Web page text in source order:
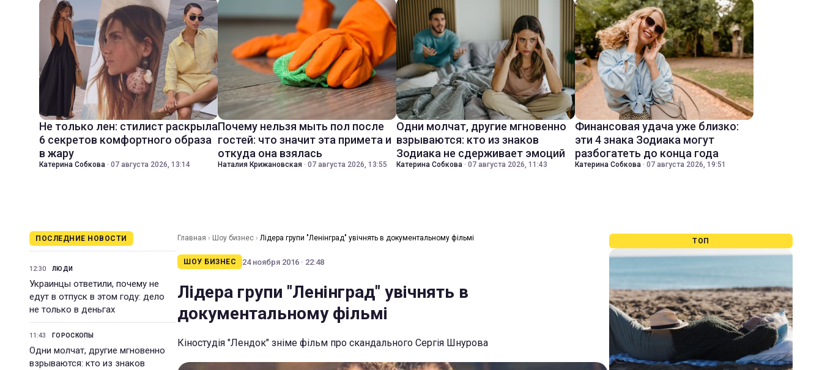
Не только лен: стилист раскрыла
6 секретов комфортного образа
в жару
Катерина Собкова · 07 августа 2026, 13:14
Почему нельзя мыть пол после
гостей: что значит эта примета и
откуда она взялась
Наталия Крижановская · 07 августа 2026, 13:55
Одни молчат, другие мгновенно
взрываются: кто из знаков
Зодиака не сдерживает эмоций
Катерина Собкова · 07 августа 2026, 11:43
Финансовая удача уже близко:
эти 4 знака Зодиака могут
разбогатеть до конца года
Катерина Собкова · 07 августа 2026, 19:51
ПОСЛЕДНИЕ НОВОСТИ
12:30 ЛЮДИ
Украинцы ответили, почему не
едут в отпуск в этом году: дело
не только в деньгах
11:43 ГОРОСКОПЫ
Одни молчат, другие мгновенно
взрываются: кто из знаков
Главная › Шоу бизнес › Лідера групи "Ленінград" увічнять в документальному фільмі
ШОУ БИЗНЕС 24 ноября 2016 · 22:48
Лідера групи "Ленінград" увічнять в
документальному фільмі
Кіностудія "Лендок" зніме фільм про скандального Сергія Шнурова
ТОП